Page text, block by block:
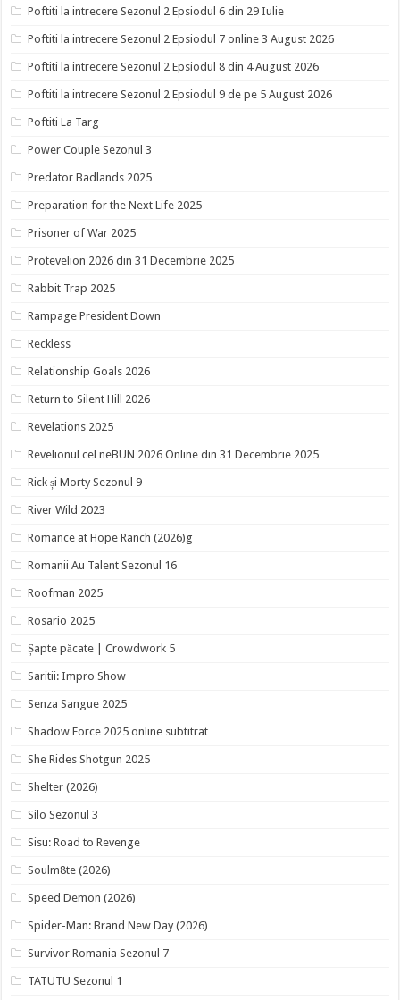
Poftiti la intrecere Sezonul 2 Epsiodul 6 din 29 Iulie
Poftiti la intrecere Sezonul 2 Epsiodul 7 online 3 August 2026
Poftiti la intrecere Sezonul 2 Epsiodul 8 din 4 August 2026
Poftiti la intrecere Sezonul 2 Epsiodul 9 de pe 5 August 2026
Poftiti La Targ
Power Couple Sezonul 3
Predator Badlands 2025
Preparation for the Next Life 2025
Prisoner of War 2025
Protevelion 2026 din 31 Decembrie 2025
Rabbit Trap 2025
Rampage President Down
Reckless
Relationship Goals 2026
Return to Silent Hill 2026
Revelations 2025
Revelionul cel neBUN 2026 Online din 31 Decembrie 2025
Rick și Morty Sezonul 9
River Wild 2023
Romance at Hope Ranch (2026)g
Romanii Au Talent Sezonul 16
Roofman 2025
Rosario 2025
Șapte păcate | Crowdwork 5
Saritii: Impro Show
Senza Sangue 2025
Shadow Force 2025 online subtitrat
She Rides Shotgun 2025
Shelter (2026)
Silo Sezonul 3
Sisu: Road to Revenge
Soulm8te (2026)
Speed Demon (2026)
Spider-Man: Brand New Day (2026)
Survivor Romania Sezonul 7
TATUTU Sezonul 1